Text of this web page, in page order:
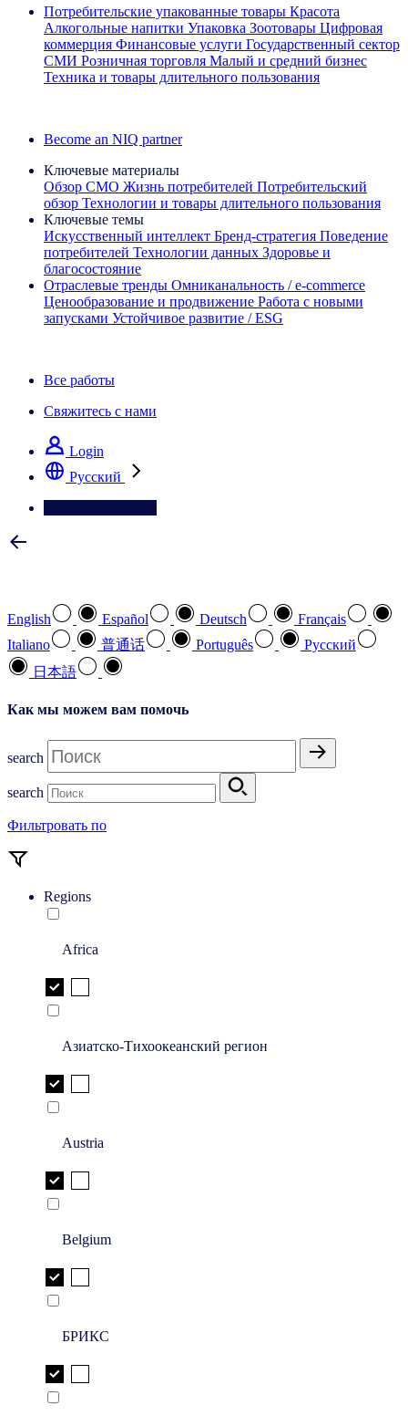
Потребительские упакованные товары Красота
Алкогольные напитки Упаковка Зоотовары Цифровая
коммерция Финансовые услуги Государственный сектор
СМИ Розничная торговля Малый и средний бизнес
Техника и товары длительного пользования
Become an NIQ partner
Ключевые материалы
Обзор CMO Жизнь потребителей Потребительский
обзор Технологии и товары длительного пользования
Ключевые темы
Искусственный интеллект Бренд‑стратегия Поведение
потребителей Технологии данных Здоровье и
благосостояние
Отраслевые тренды Омниканальность / e‑commerce
Ценообразование и продвижение Работа с новыми
запусками Устойчивое развитие / ESG
Все работы
Свяжитесь с нами
Login
Pусский
English Español Deutsch
Français
Italiano
普通话 Português
Pусский
日本語
Как мы можем вам помочь
search
search
Фильтровать по
Regions
Africa
Азиатско-Тихоокеанский регион
Austria
Belgium
БРИКС